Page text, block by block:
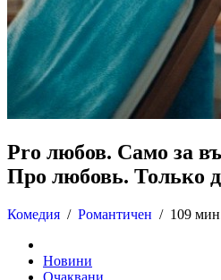
Pro любов. Само за
Про любовь. Только
Комедия / Романтичен / 109
Новини
Очаквани